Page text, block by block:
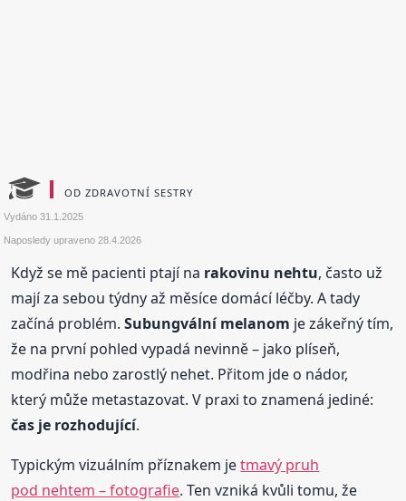
OD ZDRAVOTNÍ SESTRY
Vydáno31.1.2025
Naposledy upraveno28.4.2026
Když se mě pacienti ptají na rakovinu nehtu, často už
mají za sebou týdny až měsíce domácí léčby. A tady
začíná problém.Subungvální melanom je zákeřný tím,
že na první pohled vypadá nevinně – jako plíseň,
modřina nebo zarostlý nehet. Přitom jde o nádor,
který může metastazovat. V praxi to znamená jediné:
čas je rozhodující.
Typickým vizuálním příznakem jetmavý pruh
pod nehtem – fotografie. Ten vzniká kvůli tomu, že